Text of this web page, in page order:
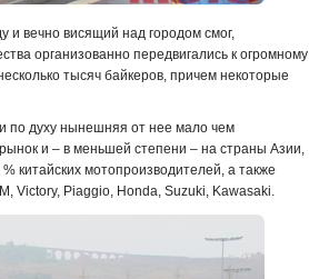
и вечно висящий над городом смог,
организованно передвигались к огромному
тысяч байкеров, причем некоторые
по духу нынешняя от нее мало чем
и – в меньшей степени – на страны Азии,
мотопроизводителей, а также
Victory, Piaggio, Honda, Suzuki, Kawasaki.